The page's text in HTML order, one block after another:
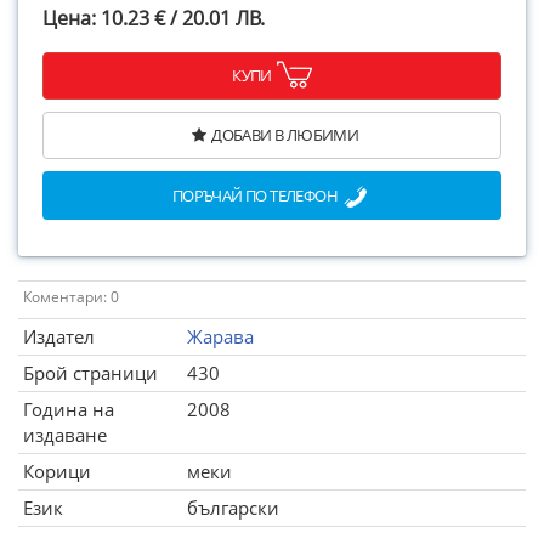
Цена: 10.23 € / 20.01 ЛВ.
КУПИ
ДОБАВИ В ЛЮБИМИ
ПОРЪЧАЙ ПО ТЕЛЕФОН
Коментари: 0
Издател
Жарава
Брой страници
430
Година на
издаване
2008
Корици
меки
Език
български